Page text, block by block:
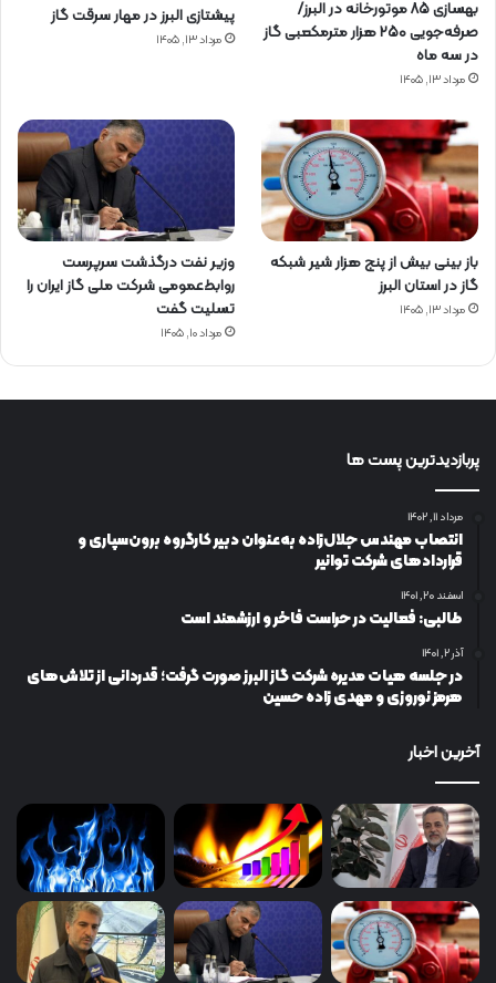
بهسازی ۸۵ موتورخانه در البرز/
صرفه‌جویی ۲۵۰ هزار مترمکعبی گاز
در سه ماه
مرداد ۱۳, ۱۴۰۵
پیشتازی البرز در مهار سرقت گاز
مرداد ۱۳, ۱۴۰۵
باز بینی بیش از پنج هزار شیر شبکه
گاز در استان البرز
مرداد ۱۳, ۱۴۰۵
وزیر نفت درگذشت سرپرست
روابط‌عمومی شرکت ملی گاز ایران را
تسلیت گفت
مرداد ۱۰, ۱۴۰۵
پربازدیدترین پست ها
مرداد ۱۱, ۱۴۰۲
انتصاب مهندس جلال‌زاده به‌عنوان دبیر كارگروه برون‌سپاری و
قراردادهای شركت توانیر
اسفند ۲۰, ۱۴۰۱
طالبی: فعالیت در حراست فاخر و ارزشمند است
آذر ۲, ۱۴۰۱
در جلسه هیات مدیره شرکت گاز البرز صورت گرفت؛ قدردانی از تلاش‌های
هرمز نوروزی و مهدی زاده حسین
آخرین اخبار